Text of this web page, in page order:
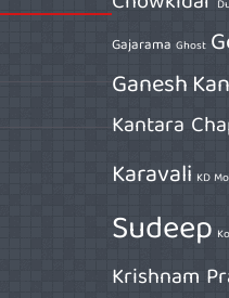
Gajarama Ghost
Ganesh
Kantara
Karavali KD
Sudeep
Krishnam